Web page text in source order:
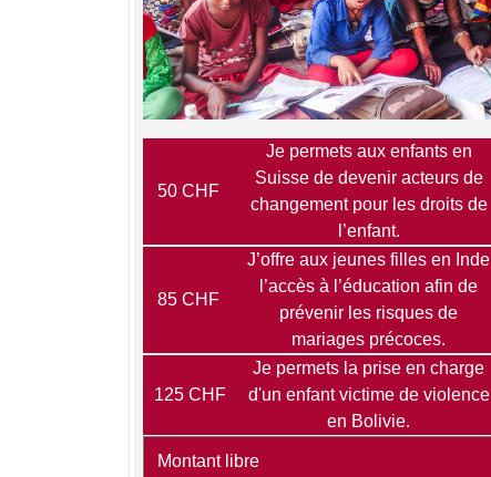
50 CHF
Je permets aux enfants en
Suisse de devenir acteurs de
changement pour les droits de
l’enfant.
85 CHF
J’offre aux jeunes filles en Inde
l’accès à l’éducation afin de
prévenir les risques de
mariages précoces.
125 CHF
Je permets la prise en charge
d'un enfant victime de violence
en Bolivie.